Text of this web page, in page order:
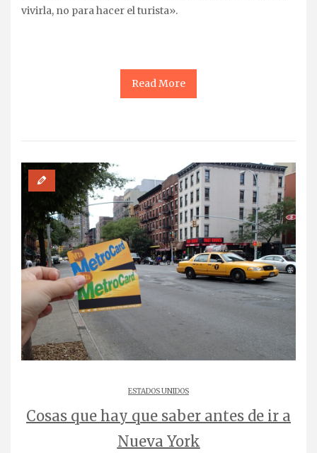
vivirla, no para hacer el turista».
Read More
ESTADOS UNIDOS
Cosas que hay que saber antes de ir a
Nueva York